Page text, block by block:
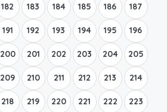
182 183 184 185 186 187
191 192 193 194 195 196
200 201 202 203 204 205
209 210 211 212 213 214
218 219 220 221 222 223